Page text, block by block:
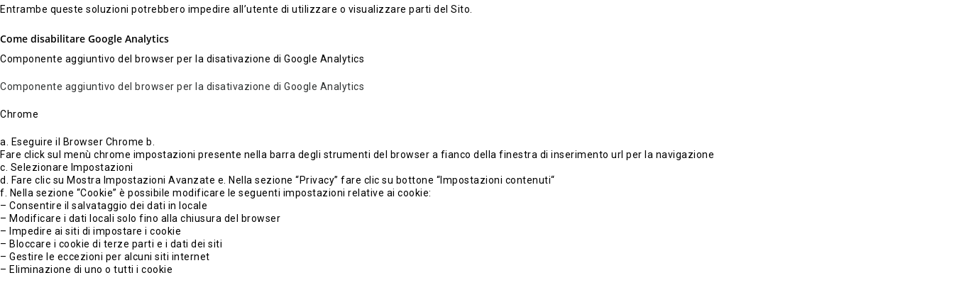
Entrambe queste soluzioni potrebbero impedire all’utente di utilizzare o visualizzare parti del Sito.
Come disabilitare Google Analytics
Componente aggiuntivo del browser per la disativazione di Google Analytics
Componente aggiuntivo del browser per la disativazione di Google Analytics
Chrome
a. Eseguire il Browser Chrome b.
Fare click sul menù chrome impostazioni presente nella barra degli strumenti del browser a fianco della finestra di inserimento url per la navigazione
c. Selezionare Impostazioni
d. Fare clic su Mostra Impostazioni Avanzate e. Nella sezione “Privacy” fare clic su bottone “Impostazioni contenuti“
f. Nella sezione “Cookie” è possibile modificare le seguenti impostazioni relative ai cookie:
– Consentire il salvataggio dei dati in locale
– Modificare i dati locali solo fino alla chiusura del browser
– Impedire ai siti di impostare i cookie
– Bloccare i cookie di terze parti e i dati dei siti
– Gestire le eccezioni per alcuni siti internet
– Eliminazione di uno o tutti i cookie